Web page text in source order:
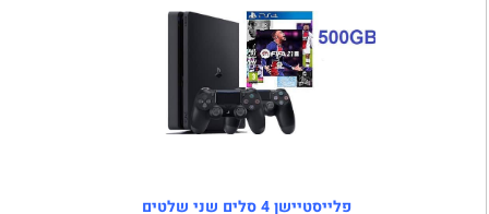
פלייסטיישן 4 סלים שני שלטים